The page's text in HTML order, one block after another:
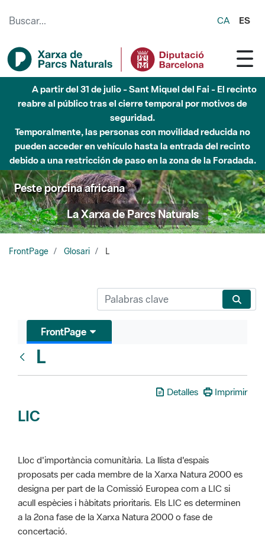
CA ES
A partir del 31 de julio - Sant Miquel del Fai - El recinto
reabre al público tras el cierre temporal por motivos de
seguridad.
Temporalmente, las personas con movilidad reducida no
pueden acceder en vehículo hasta la entrada del recinto
debido a una restricción de paso en la zona de la Foradada.
Peste porcina africana
La Xarxa de Parcs Naturals
FrontPage Glosari L
FrontPage
L
Detalles Imprimir
LIC
Lloc d'importància comunitària. La llista d'espais
proposats per cada membre de la Xarxa Natura 2000 es
designa per part de la Comissió Europea com a LIC si
acull espècies i hàbitats prioritaris. Els LIC es determinen
a la 2ona fase de la Xarxa Natura 2000 o fase de
concertació.